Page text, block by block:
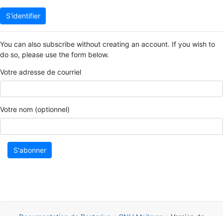
S'identifier
You can also subscribe without creating an account. If you wish to
do so, please use the form below.
Votre adresse de courriel
Votre nom (optionnel)
S'abonner